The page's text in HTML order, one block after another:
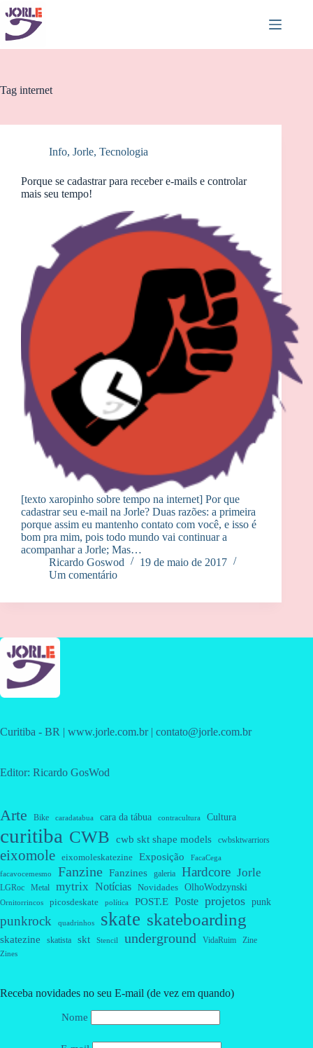
Pular
para
conteúdo
Tag internet
Info, Jorle, Tecnologia
Porque se cadastrar para receber e-mails e controlar
mais seu tempo!
[texto xaropinho sobre tempo na internet] Por que
cadastrar seu e-mail na Jorle? Duas razões: a primeira
porque assim eu mantenho contato com você, e isso é
bom pra mim, pois todo mundo vai continuar a
acompanhar a Jorle; Mas…
Ricardo Goswod
19 de maio de 2017
Um comentário
Curitiba - BR | www.jorle.com.br | contato@jorle.com.br
Editor: Ricardo GosWod
Arte Bike caradatabua cara da tábua contracultura Cultura
curitiba CWB cwb skt shape models cwbsktwarriors
eixomole eixomoleskatezine Exposição FacaCega
facavocemesmo Fanzine Fanzines galeria Hardcore Jorle
LGRoc Metal mytrix Notícias Novidades OlhoWodzynski
Ornitorrincos picosdeskate política POST.E Poste projetos punk
punkrock quadrinhos skate skateboarding
skatezine skatista skt Stencil underground VidaRuim Zine
Zines
Receba novidades no seu E-mail (de vez em quando)
Nome